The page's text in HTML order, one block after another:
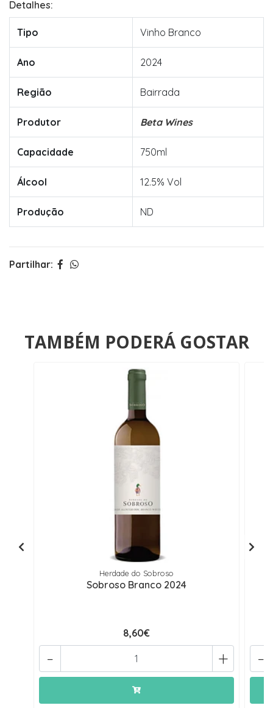
Detalhes:
Tipo Vinho Branco
Ano 2024
Região Bairrada
Produtor Beta Wines
Capacidade 750ml
Álcool 12.5% Vol
Produção ND
Partilhar:
TAMBÉM PODERÁ GOSTAR
Herdade do Sobroso
Sobroso Branco 2024
8,60€
+
- -